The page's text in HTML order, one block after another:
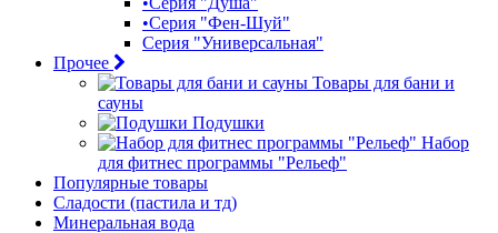
•Серия "Фен-Шуй"
Серия "Универсальная"
Прочее
Товары для бани и
сауны
Подушки
Набор
для фитнес программы "Рельеф"
Популярные товары
Сладости (пастила и тд)
Минеральная вода